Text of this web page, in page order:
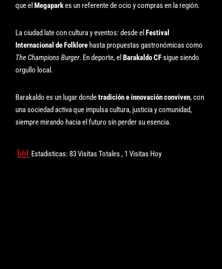
que elMegaparkes un referente de ocio y compras en la región.
La ciudad late con cultura y eventos: desde elFestival
Internacional de Folklore hasta propuestas gastronómicas como
The Champions Burger. En deporte, elBarakaldo CFsigue siendo
orgullo local.
Barakaldo es un lugar dondetradición e innovación conviven, con
una sociedad activa que impulsa cultura, justicia y comunidad,
siempre mirando hacia el futuro sin perder su esencia.
Estadisticas: 83 Visitas Totales, 1 Visitas Hoy